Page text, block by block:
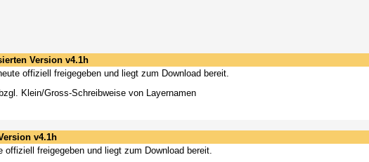
Version v4.1h
offiziell freigegeben und liegt zum Download bereit.
Klein/Gross-Schreibweise von Layernamen
v4.1h
offiziell freigegeben und liegt zum Download bereit.